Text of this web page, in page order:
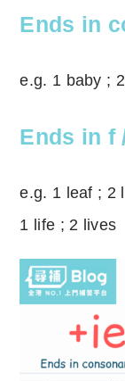
Ends in
e.g. 1 baby ;
Ends in f
e.g. 1 leaf ; 2
1 life ; 2 lives